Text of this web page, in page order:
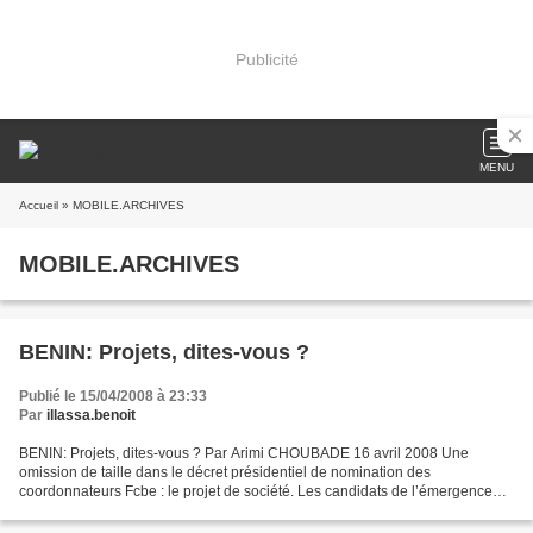
Publicité
MENU
Accueil » MOBILE.ARCHIVES
MOBILE.ARCHIVES
BENIN: Projets, dites-vous ?
Publié le 15/04/2008 à 23:33
Par illassa.benoit
BENIN: Projets, dites-vous ? Par Arimi CHOUBADE 16 avril 2008 Une
omission de taille dans le décret présidentiel de nomination des
coordonnateurs Fcbe : le projet de société. Les candidats de l’émergence